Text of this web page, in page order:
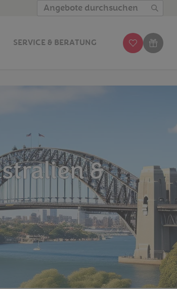
&
Angebote durchsuchen
SERVICE & BERATUNG